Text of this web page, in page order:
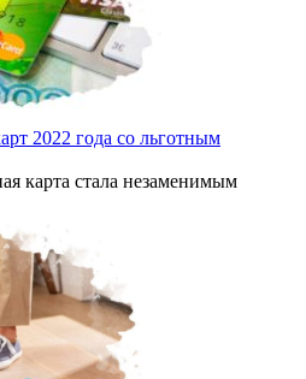
2022 года со льготным
карта стала незаменимым